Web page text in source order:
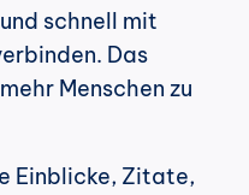
schnell mit
Das
Menschen zu
Einblicke, Zitate,